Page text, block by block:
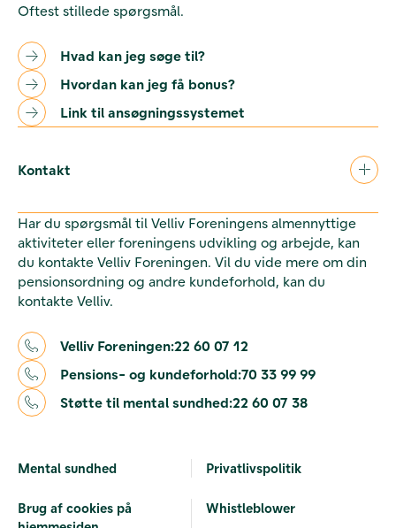
Oftest stillede spørgsmål.
Hvad kan jeg søge til?
Hvordan kan jeg få bonus?
Link til ansøgningssystemet
Kontakt
Har du spørgsmål til Velliv Foreningens almennyttige
aktiviteter eller foreningens udvikling og arbejde, kan
du kontakte Velliv Foreningen. Vil du vide mere om din
pensionsordning og andre kundeforhold, kan du
kontakte Velliv.
Velliv Foreningen:22 60 07 12
Pensions- og kundeforhold:70 33 99 99
Støtte til mental sundhed:22 60 07 38
Mental sundhed Privatlivspolitik
Brug af cookies på
Whistleblower